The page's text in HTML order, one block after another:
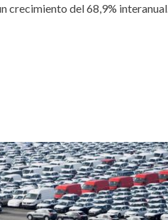
crecimiento del 68,9% interanual.